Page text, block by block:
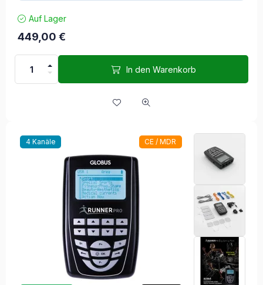
Auf Lager
449,00 €
In den Warenkorb
4 Kanäle CE / MDR